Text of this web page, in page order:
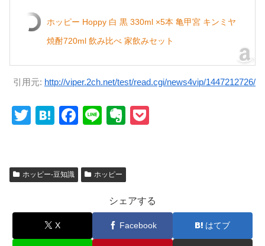
ホッピー Hoppy 白 黒 330ml ×5本 亀甲宮 キンミヤ
焼酎720ml 飲み比べ 家飲みセット
引用元: http://viper.2ch.net/test/read.cgi/news4vip/1447212726/
T
er
H
n
F
e
o
Li
E
n
e
ホッピー-豆知識 ホッピー
シェアする
X Facebook はてブ